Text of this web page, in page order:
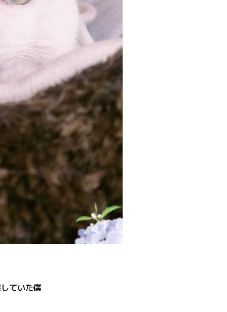
ていた僕